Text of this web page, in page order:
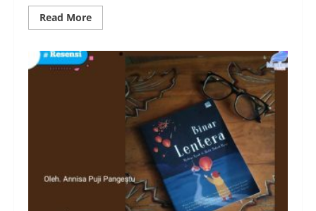
Read MoreRead
more
Berdirinya
Muslimin?